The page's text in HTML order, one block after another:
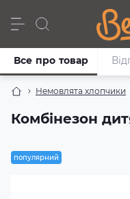
Дівчата Хлопці
Немовлята хлопчики
Комбінезон
Все про товар
популярний